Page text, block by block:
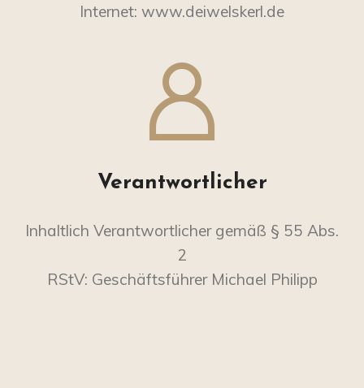
Internet: www.deiwelskerl.de
Verantwortlicher
Inhaltlich Verantwortlicher gemäß § 55 Abs.
2
RStV: Geschäftsführer Michael Philipp